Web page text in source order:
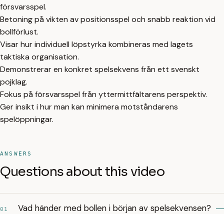
försvarsspel.
Betoning på vikten av positionsspel och snabb reaktion vid
bollförlust.
Visar hur individuell löpstyrka kombineras med lagets
taktiska organisation.
Demonstrerar en konkret spelsekvens från ett svenskt
pojklag.
Fokus på försvarsspel från yttermittfältarens perspektiv.
Ger insikt i hur man kan minimera motståndarens
spelöppningar.
ANSWERS
Questions about this video
01 Vad händer med bollen i början av spelsekvensen?